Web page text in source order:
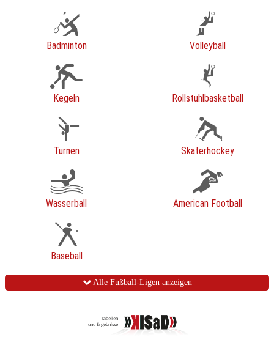
Badminton Volleyball
Kegeln Rollstuhlbasketball
Turnen Skaterhockey
Wasserball American Football
Baseball
Alle Fußball-Ligen anzeigen